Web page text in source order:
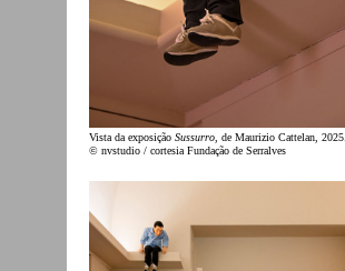
Vista da exposição Sussurro , de Maurizio Cattelan, 2025.
© nvstudio / cortesia Fundação de Serralves